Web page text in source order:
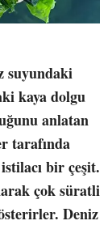
suyundaki
kaya dolgu
anlatan
tarafında
bir çeşit.
çok süratli
Deniz